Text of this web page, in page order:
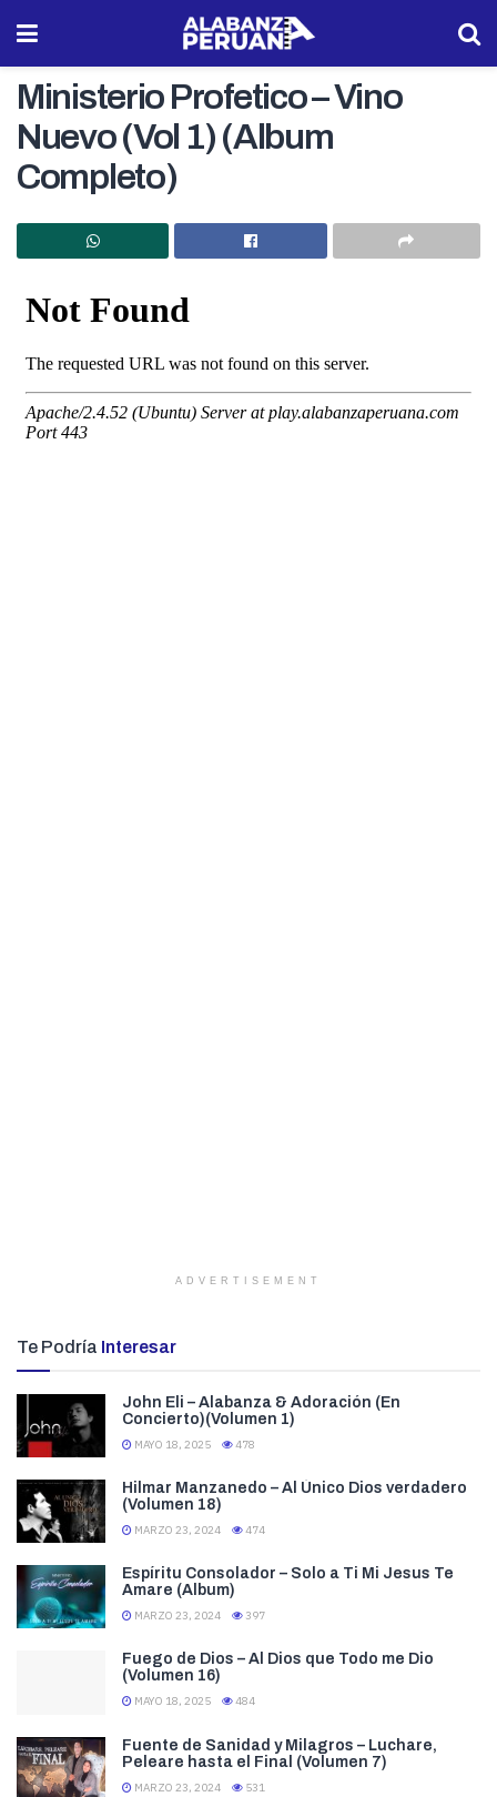
Ministerio Profetico – Vino
Nuevo (Vol 1) (Album
Completo)
ADVERTISEMENT
Te Podría Interesar
John Eli – Alabanza & Adoración (En
Concierto)(Volumen 1)
MAYO 18, 2025 478
Hilmar Manzanedo – Al Único Dios verdadero
(Volumen 18)
MARZO 23, 2024 474
Espíritu Consolador – Solo a Ti Mi Jesus Te
Amare (Album)
MARZO 23, 2024 397
Fuego de Dios – Al Dios que Todo me Dio
(Volumen 16)
MAYO 18, 2025 484
Fuente de Sanidad y Milagros – Luchare,
Peleare hasta el Final (Volumen 7)
MARZO 23, 2024 531